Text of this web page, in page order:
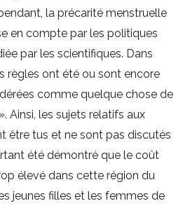
la précarité menstruelle
en compte par les politiques
par les scientifiques. Dans
règles ont été ou sont encore
comme quelque chose de
Ainsi, les sujets relatifs aux
être tus et ne sont pas discutés
été démontré que le coût
élevé dans cette région du
jeunes filles et les femmes de